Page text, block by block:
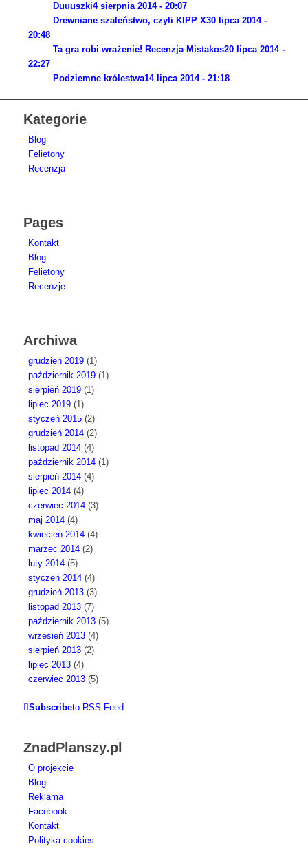
Duuuszki4 sierpnia 2014 - 20:07
Drewniane szaleństwo, czyli KIPP X30 lipca 2014 -
20:48
Ta gra robi wrażenie! Recenzja Mistakos20 lipca 2014 -
22:27
Podziemne królestwa14 lipca 2014 - 21:18
Kategorie
Blog
Felietony
Recenzja
Pages
Kontakt
Blog
Felietony
Recenzje
Archiwa
grudzień 2019(1)
październik 2019(1)
sierpień 2019(1)
lipiec 2019(1)
styczeń 2015(2)
grudzień 2014(2)
listopad 2014(4)
październik 2014(1)
sierpień 2014(4)
lipiec 2014(4)
czerwiec 2014(3)
maj 2014(4)
kwiecień 2014(4)
marzec 2014(2)
luty 2014(5)
styczeń 2014(4)
grudzień 2013(3)
listopad 2013(7)
październik 2013(5)
wrzesień 2013(4)
sierpień 2013(2)
lipiec 2013(4)
czerwiec 2013(5)
Subscribeto RSS Feed
ZnadPlanszy.pl
O projekcie
Blogi
Reklama
Facebook
Kontakt
Polityka cookies